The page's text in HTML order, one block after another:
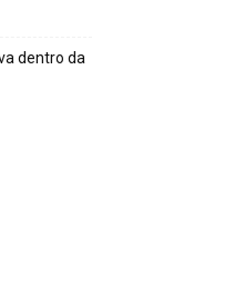
dentro da